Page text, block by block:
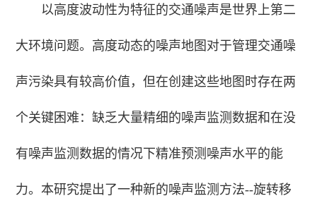
以高度波动性为特征的交通噪声是世界上第二
大环境问题。高度动态的噪声地图对于管理交通噪
声污染具有较高价值，但在创建这些地图时存在两
个关键困难：缺乏大量精细的噪声监测数据和在没
有噪声监测数据的情况下精准预测噪声水平的能
力。本研究提出了一种新的噪声监测方法--旋转移